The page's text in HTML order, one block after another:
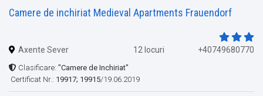
Camere de inchiriat Medieval Apartments Frauendorf
Axente Sever 12 locuri +40749680770
Clasificare: "Camere de Inchiriat"
Certificat Nr.: 19917; 19915/19.06.2019